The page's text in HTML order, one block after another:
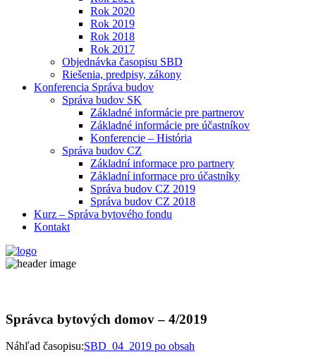
Rok 2020
Rok 2019
Rok 2018
Rok 2017
Objednávka časopisu SBD
Riešenia, predpisy, zákony
Konferencia Správa budov
Správa budov SK
Základné informácie pre partnerov
Základné informácie pre účastníkov
Konferencie – História
Správa budov CZ
Základní informace pro partnery
Základní informace pro účastníky
Správa budov CZ 2019
Správa budov CZ 2018
Kurz – Správa bytového fondu
Kontakt
Správca bytových domov – 4/2019
Náhľad časopisu:SBD_04_2019 po obsah